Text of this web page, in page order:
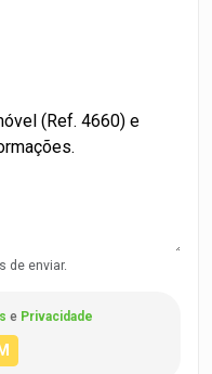
de enviar.
e Privacidade